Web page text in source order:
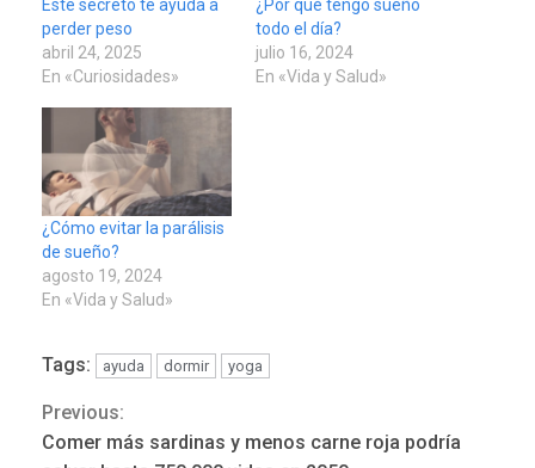
Este secreto te ayuda a
perder peso
abril 24, 2025
En «Curiosidades»
¿Por qué tengo sueño
todo el día?
julio 16, 2024
En «Vida y Salud»
¿Cómo evitar la parálisis
de sueño?
agosto 19, 2024
En «Vida y Salud»
Tags: ayuda dormir yoga
Continue
Previous:
Comer más sardinas y menos carne roja podría
diálogo en Venezuela
ÚLTIMA HORA